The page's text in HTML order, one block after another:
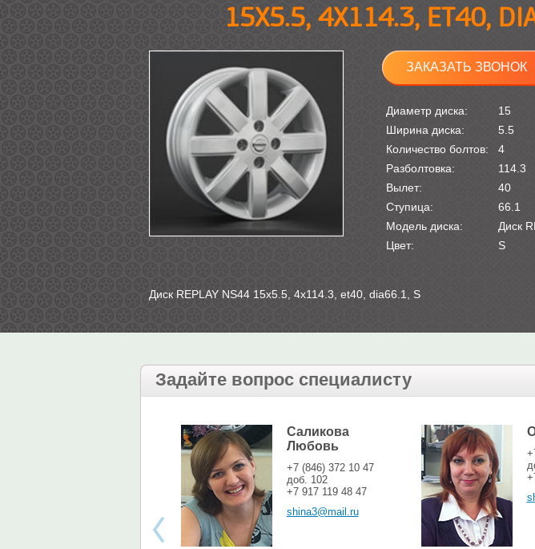
15Х5.5, 4Х114.3, ET40,
ЗАКАЗАТЬ ЗВОНОК
Диаметр диска:
15
Ширина диска:
5.5
Количество болтов:
4
Разболтовка:
114.3
Вылет:
40
Ступица:
66.1
Модель диска:
Диск
Цвет:
S
Диск REPLAY NS44 15х5.5, 4х114.3, et40, dia66.1, S
Задайте вопрос специалисту
Саликова
Любовь
+7 (846) 372 10 47
доб. 102
+7 917 119 48 47
shina3@mail.ru